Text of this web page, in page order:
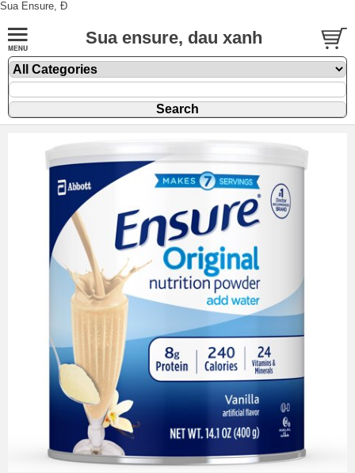
Sua Ensure, Đ
Sua ensure, dau xanh